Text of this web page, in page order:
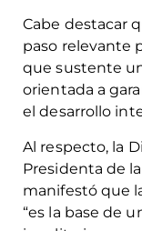
Cabe destacar
paso relevante
que sustente
orientada a
el desarrollo
Al respecto, la
Presidenta de
manifestó que
“es la base de